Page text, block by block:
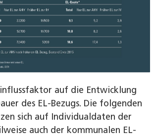
auf die Entwicklung
des EL-Bezugs. Die folgenden
sich auf Individualdaten der
auch der kommunalen EL-